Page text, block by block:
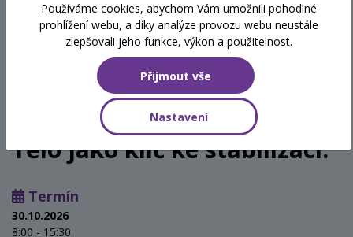
Tělo, slovo a trauma:
neurobiologicky
informovaný přístup v
psychosociální podpoře.
Tělo jako klíč ke stabilizaci.
Termín
30.10.2026
8:00 - 15:30
Používáme cookies, abychom Vám umožnili pohodlné
prohlížení webu, a díky analýze provozu webu neustále
zlepšovali jeho funkce, výkon a použitelnost.
Přijmout vše
Nastavení